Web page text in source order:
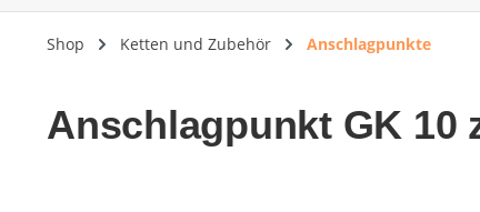
Shop Ketten und Zubehör Anschlagpunkte
Anschlagpunkt GK 10